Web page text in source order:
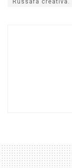
Russafa creativa.